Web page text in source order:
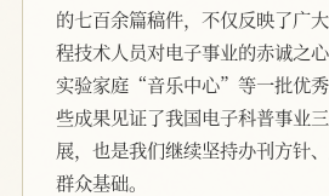
的七百余篇稿件，不仅反映了广
程技术人员对电子事业的赤诚之
实验家庭“音乐中心”等一批优
些成果见证了我国电子科普事业
展，也是我们继续坚持办刊方针
群众基础。